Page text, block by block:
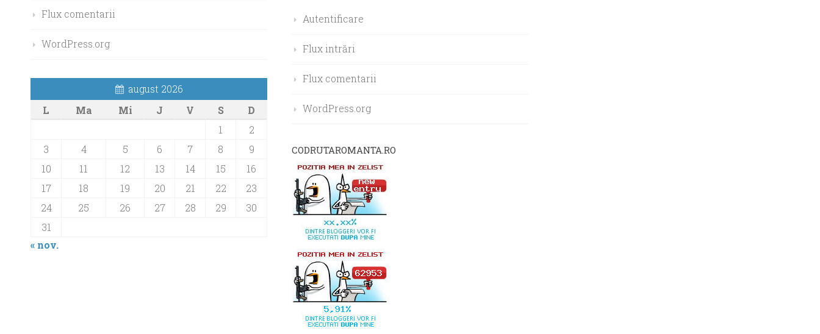
Flux comentarii
WordPress.org
august 2026
L
Ma Mi J V S
D
1
2
3
4 5 6 7 8
9
10
11 12 13 14 15
16
17
18 19 20 21 22
23
24
25 26 27 28 29
30
31
« nov.
Autentificare
Flux intrări
Flux comentarii
WordPress.org
CODRUTAROMANTA.RO